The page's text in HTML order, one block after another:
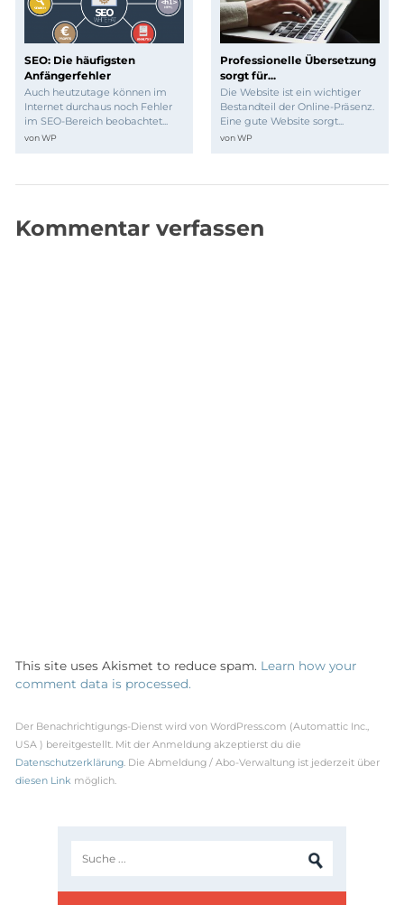
SEO: Die häufigsten
Anfängerfehler
Auch heutzutage können im
Internet durchaus noch Fehler
im SEO-Bereich beobachtet...
vonWP
Professionelle Übersetzung
sorgt für...
Die Website ist ein wichtiger
Bestandteil der Online-Präsenz.
Eine gute Website sorgt...
vonWP
Kommentar verfassen
This site uses Akismet to reduce spam. Learn how your
comment data is processed.
Der Benachrichtigungs-Dienst wird von WordPress.com (Automattic Inc.,
USA ) bereitgestellt. Mit der Anmeldung akzeptierst du die
Datenschutzerklärung. Die Abmeldung / Abo-Verwaltung ist jederzeit über
diesen Link möglich.